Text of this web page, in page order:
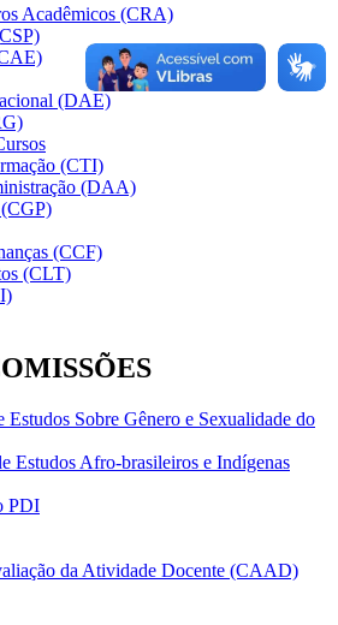
Acadêmicos (CRA)
(DAE)
(CTI)
(DAA)
(CGP)
(CCF)
(CLT)
Sobre Gênero e Sexualidade do
Estudos Afro-brasileiros e Indígenas
PDI
da Atividade Docente (CAAD)